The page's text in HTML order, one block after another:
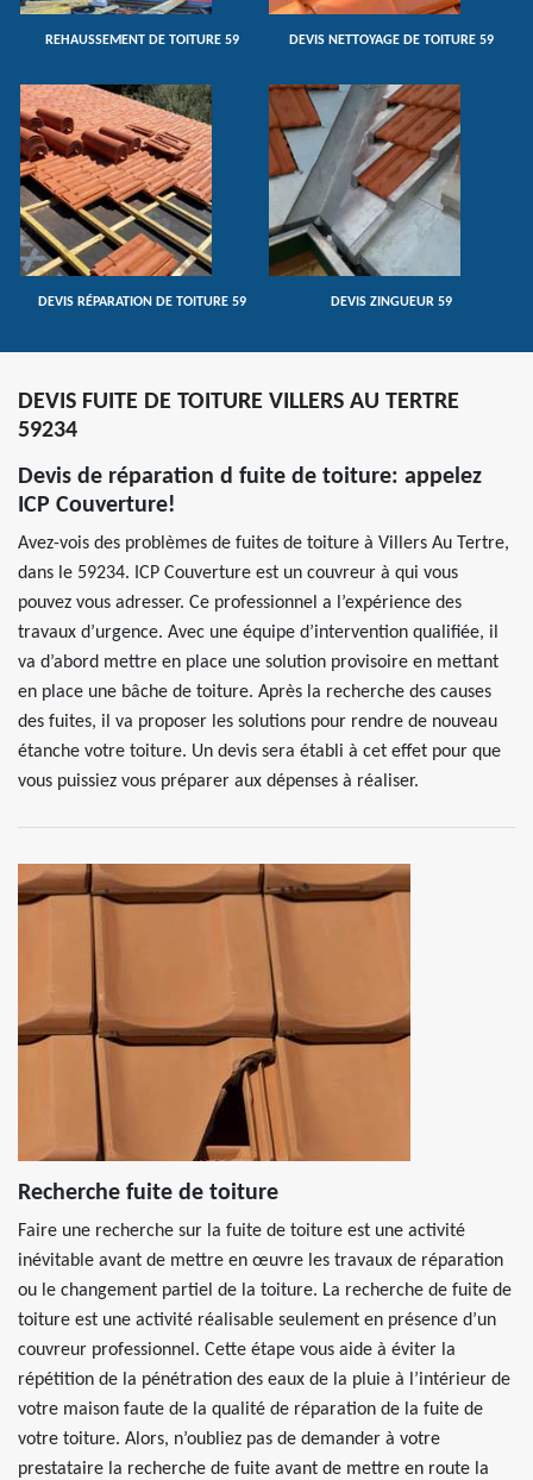
REHAUSSEMENT DE TOITURE 59 DEVIS NETTOYAGE DE TOITURE 59
DEVIS RÉPARATION DE TOITURE 59 DEVIS ZINGUEUR 59
DEVIS FUITE DE TOITURE VILLERS AU TERTRE
59234
Devis de réparation d fuite de toiture: appelez
ICP Couverture!
Avez-vois des problèmes de fuites de toiture à Villers Au Tertre,
dans le 59234. ICP Couverture est un couvreur à qui vous
pouvez vous adresser. Ce professionnel a l’expérience des
travaux d’urgence. Avec une équipe d’intervention qualifiée, il
va d’abord mettre en place une solution provisoire en mettant
en place une bâche de toiture. Après la recherche des causes
des fuites, il va proposer les solutions pour rendre de nouveau
étanche votre toiture. Un devis sera établi à cet effet pour que
vous puissiez vous préparer aux dépenses à réaliser.
Recherche fuite de toiture
Faire une recherche sur la fuite de toiture est une activité
inévitable avant de mettre en œuvre les travaux de réparation
ou le changement partiel de la toiture. La recherche de fuite de
toiture est une activité réalisable seulement en présence d’un
couvreur professionnel. Cette étape vous aide à éviter la
répétition de la pénétration des eaux de la pluie à l’intérieur de
votre maison faute de la qualité de réparation de la fuite de
votre toiture. Alors, n’oubliez pas de demander à votre
prestataire la recherche de fuite avant de mettre en route la